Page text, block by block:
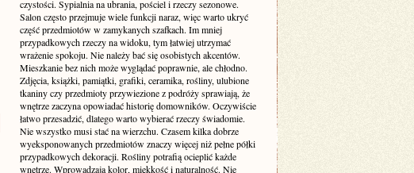
czystości. Sypialnia na ubrania, pościel i rzeczy sezonowe.
Salon często przejmuje wiele funkcji naraz, więc warto ukryć
część przedmiotów w zamykanych szafkach. Im mniej
przypadkowych rzeczy na widoku, tym łatwiej utrzymać
wrażenie spokoju. Nie należy bać się osobistych akcentów.
Mieszkanie bez nich może wyglądać poprawnie, ale chłodno.
Zdjęcia, książki, pamiątki, grafiki, ceramika, rośliny, ulubione
tkaniny czy przedmioty przywiezione z podróży sprawiają, że
wnętrze zaczyna opowiadać historię domowników. Oczywiście
łatwo przesadzić, dlatego warto wybierać rzeczy świadomie.
Nie wszystko musi stać na wierzchu. Czasem kilka dobrze
wyeksponowanych przedmiotów znaczy więcej niż pełne półki
przypadkowych dekoracji. Rośliny potrafią ocieplić każde
wnętrze. Wprowadzają kolor, miękkość i naturalność. Nie